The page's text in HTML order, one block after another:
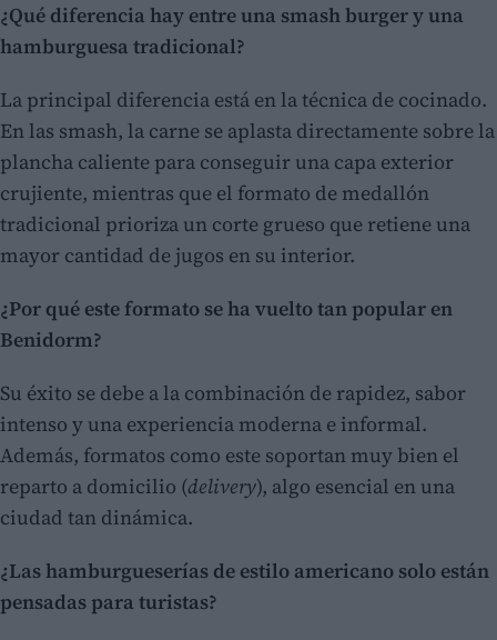
¿Qué diferencia hay entre una smash burger y una
hamburguesa tradicional?
La principal diferencia está en la técnica de cocinado.
En las smash, la carne se aplasta directamente sobre la
plancha caliente para conseguir una capa exterior
crujiente, mientras que el formato de medallón
tradicional prioriza un corte grueso que retiene una
mayor cantidad de jugos en su interior.
¿Por qué este formato se ha vuelto tan popular en
Benidorm?
Su éxito se debe a la combinación de rapidez, sabor
intenso y una experiencia moderna e informal.
Además, formatos como este soportan muy bien el
reparto a domicilio (delivery), algo esencial en una
ciudad tan dinámica.
¿Las hamburgueserías de estilo americano solo están
pensadas para turistas?